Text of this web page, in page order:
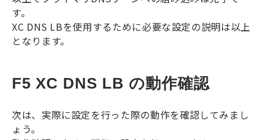
す。
XC DNS LBを使用するために必要な設定の説明は以上
となります。
F5 XC DNS LB の動作確認
次は、実際に設定を行った際の動作を確認してみまし
ょう。